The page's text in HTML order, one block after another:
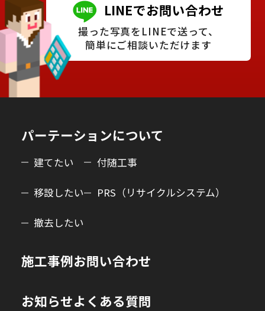
LINEでお問い合わせ
撮った写真をLINEで送って、
簡単にご相談いただけます
パーテーションについて
建てたい
移設したい
撤去したい
付随工事
PRS（リサイクルシステム）
施工事例
お知らせ
お問い合わせ
よくある質問